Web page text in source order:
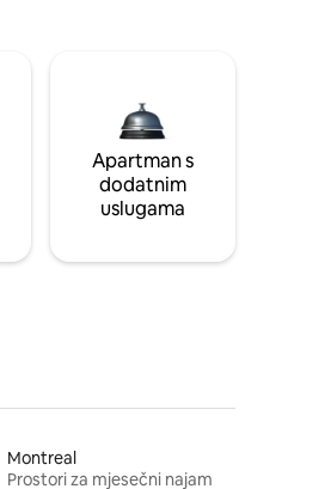
Apartman s
dodatnim
uslugama
Montreal
Prostori za mjesečni najam